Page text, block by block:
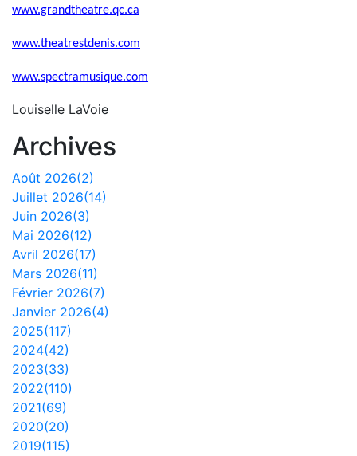
www.grandtheatre.qc.ca
www.theatrestdenis.com
www.spectramusique.com
Louiselle LaVoie
Archives
Août 2026(2)
Juillet 2026(14)
Juin 2026(3)
Mai 2026(12)
Avril 2026(17)
Mars 2026(11)
Février 2026(7)
Janvier 2026(4)
2025(117)
2024(42)
2023(33)
2022(110)
2021(69)
2020(20)
2019(115)